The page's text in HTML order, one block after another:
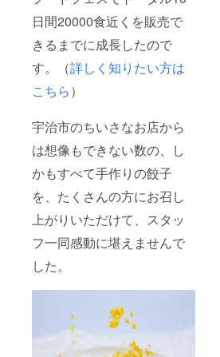
日間20000食近くを販売で
きるまでに成長したので
す。（詳しく知りたい方は
こちら）
宇治市のちいさなお店から
は想像もできない数の、し
かもすべて手作りの餃子
を、たくさんの方にお召し
上がりいただけて、スタッ
フ一同感動に堪えませんで
した。